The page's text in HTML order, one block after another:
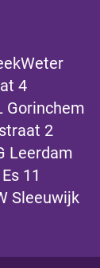
4
Gorinchem
2
Leerdam
11
Sleeuwijk